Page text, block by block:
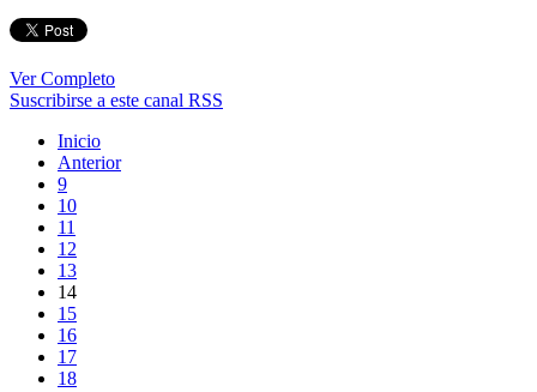
Ver Completo
Suscribirse a este canal RSS
Inicio
Anterior
9
10
11
12
13
14
15
16
17
18